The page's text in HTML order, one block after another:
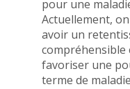
pour une
Actuellement,
avoir un
compréhensible
favoriser une
terme de